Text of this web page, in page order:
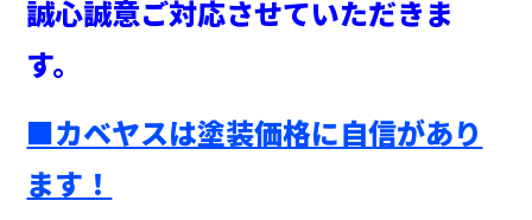
誠心誠意ご対応させていただきま
す。
■カベヤスは塗装価格に自信があり
ます！